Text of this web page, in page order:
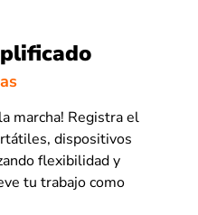
marcha! Registra el
dispositivos
flexibilidad y
tu trabajo como